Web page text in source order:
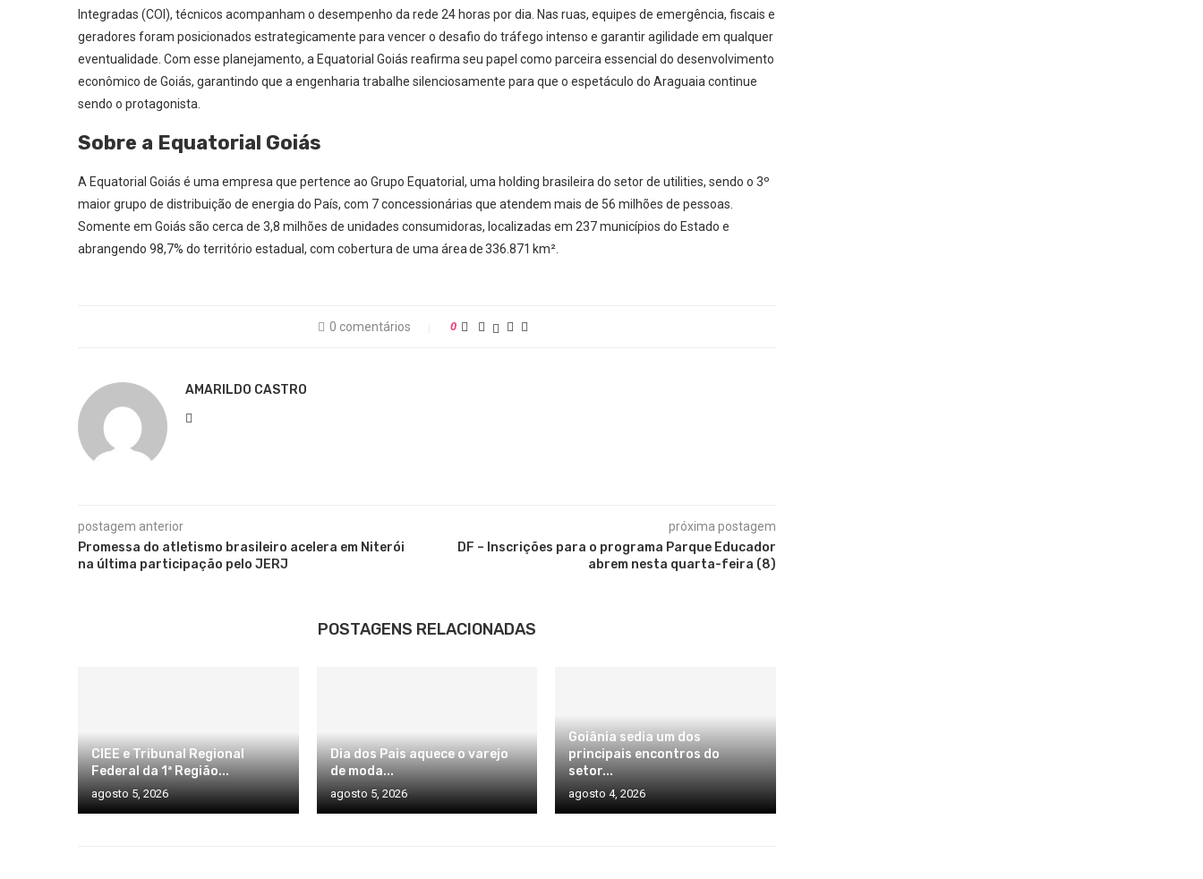
Integradas (COI), técnicos acompanham o desempenho da rede 24 horas por dia. Nas ruas, equipes de emergência, fiscais e
geradores foram posicionados estrategicamente para vencer o desafio do tráfego intenso e garantir agilidade em qualquer
eventualidade. Com esse planejamento, a Equatorial Goiás reafirma seu papel como parceira essencial do desenvolvimento
econômico de Goiás, garantindo que a engenharia trabalhe silenciosamente para que o espetáculo do Araguaia continue
sendo o protagonista.
Sobre a Equatorial Goiás
A Equatorial Goiás é uma empresa que pertence ao Grupo Equatorial, uma holding brasileira do setor de utilities, sendo o 3º
maior grupo de distribuição de energia do País, com 7 concessionárias que atendem mais de 56 milhões de pessoas.
Somente em Goiás são cerca de 3,8 milhões de unidades consumidoras, localizadas em 237 municípios do Estado e
abrangendo 98,7% do território estadual, com cobertura de uma área de 336.871 km².
0 comentários 0
AMARILDO CASTRO
postagem anterior
Promessa do atletismo brasileiro acelera em Niterói
na última participação pelo JERJ
próxima postagem
DF – Inscrições para o programa Parque Educador
abrem nesta quarta-feira (8)
POSTAGENS RELACIONADAS
CIEE e Tribunal Regional
Federal da 1ª Região...
agosto 5, 2026
Dia dos Pais aquece o varejo
de moda...
agosto 5, 2026
Goiânia sedia um dos
principais encontros do
setor...
agosto 4, 2026